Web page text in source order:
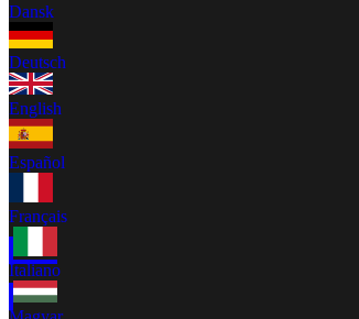
Dansk
Deutsch
English
Español
Français
Italiano